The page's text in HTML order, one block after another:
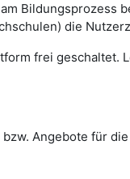
Bildungsprozess
die
frei geschaltet.
Angebote für